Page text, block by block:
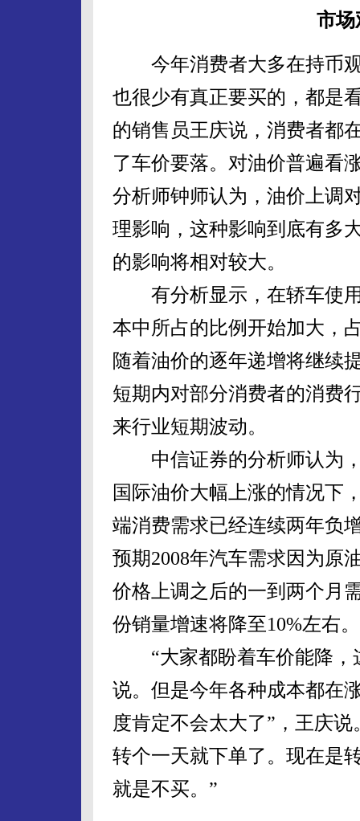
市场
今年消费者大多在持币观
也很少有真正要买的，都是
的销售员王庆说，消费者都
了车价要落。对油价普遍看
分析师钟师认为，油价上调
理影响，这种影响到底有多
的影响将相对较大。
有分析显示，在轿车使用
本中所占的比例开始加大，
随着油价的逐年递增将继续
短期内对部分消费者的消费
来行业短期波动。
中信证券的分析师认为，
国际油价大幅上涨的情况下
端消费需求已经连续两年负
预期2008年汽车需求因为原
价格上调之后的一到两个月
份销量增速将降至10%左右。
“大家都盼着车价能降，
说。但是今年各种成本都在
度肯定不会太大了”，王庆
转个一天就下单了。现在是
就是不买。”